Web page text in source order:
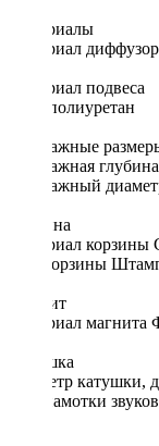
Материалы
Материал
Материал подвеса
Пенополиуретан
Монтажные
Монтажная
Монтажный
Корзина
Материал корзины
Тип корзины
Магнит
Материал магнита
Катушка
Диаметр катушки,
Тип намотки